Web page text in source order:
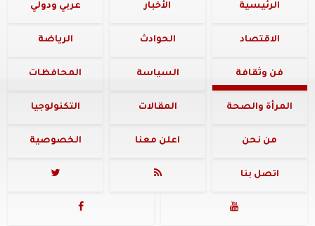
الرئيسية الأخبار عربي ودولي
الاقتصاد الحوادث الرياضة
فن وثقافة السياسة المحافظات
المرأة والصحة المقالات التكنولوجيا
من نحن اعلن معنا الخصوصية
اتصل بنا 


